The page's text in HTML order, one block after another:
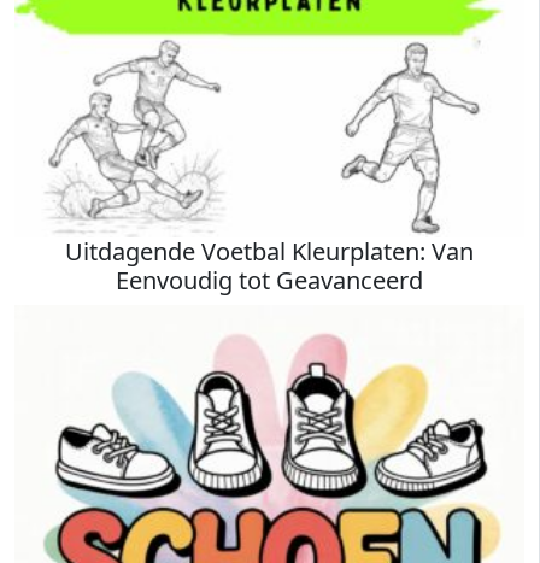
Uitdagende Voetbal Kleurplaten: Van
Eenvoudig tot Geavanceerd